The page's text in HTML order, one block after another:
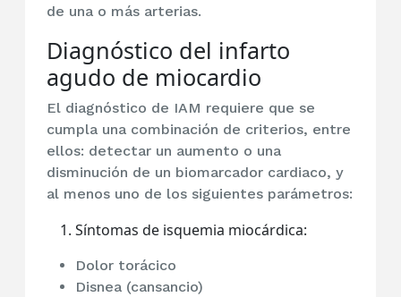
de una o más arterias.
Diagnóstico del infarto
agudo de miocardio
El diagnóstico de IAM requiere que se
cumpla una combinación de criterios, entre
ellos: detectar un aumento o una
disminución de un biomarcador cardiaco, y
al menos uno de los siguientes parámetros:
Síntomas de isquemia miocárdica:
Dolor torácico
Disnea (cansancio)